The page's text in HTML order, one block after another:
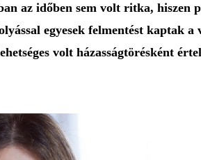
az időben sem volt ritka,
egyesek felmentést
volt házasságtörésként